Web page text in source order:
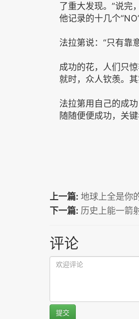
了重大发现。”说完
他记录的十几个
法拉第说：“只有靠
成功的花，人们只
就时，众人钦羡。
法拉第用自己的成
随随便便成功，关
上一篇: 地球上全是你
下一篇: 历史上能一箭
评论
提交